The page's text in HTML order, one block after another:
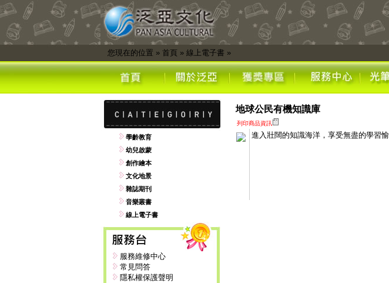
您現在的位置 » 首頁 » 線上電子書 »
學齡教育
幼兒啟蒙
創作繪本
文化地景
雜誌期刊
音樂叢書
線上電子書
服務維修中心
常見問答
隱私權保護聲明
地球公民有機知識庫
列印商品資訊
進入壯闊的知識海洋，享受無盡的學習